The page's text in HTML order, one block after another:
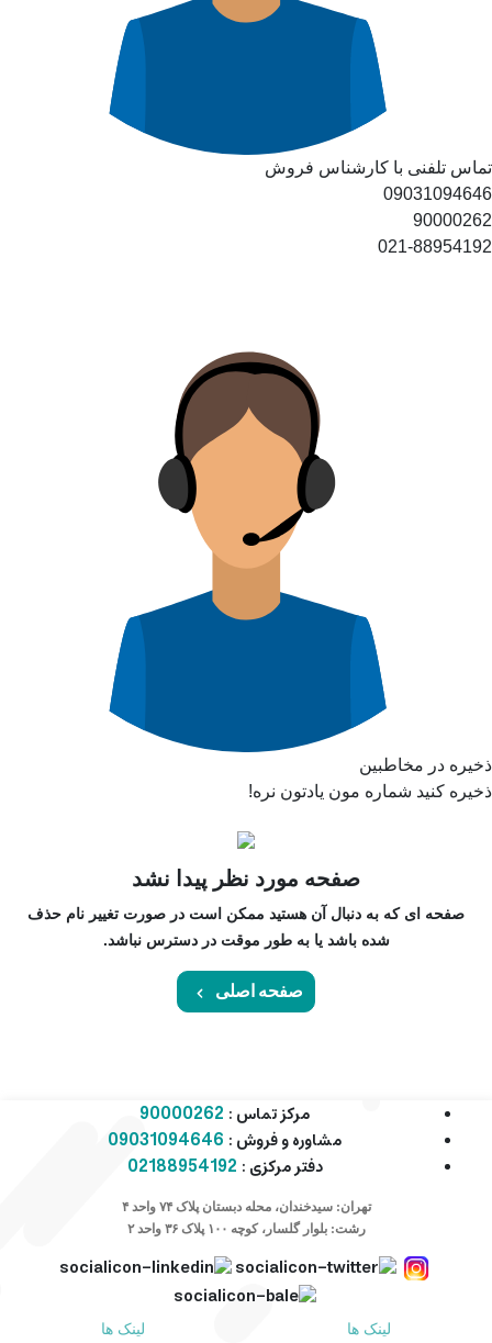
تماس تلفنی با کارشناس فروش
09031094646
90000262
021-88954192
ذخیره در مخاطبین
ذخیره کنید شماره مون یادتون نره!
صفحه مورد نظر پیدا نشد
صفحه ای که به دنبال آن هستید ممکن است در صورت تغییر نام حذف
شده باشد یا به طور موقت در دسترس نباشد.
صفحه اصلی
مرکز تماس : 90000262
مشاوره و فروش : 09031094646
دفتر مرکزی : 02188954192
تهران: سیدخندان، محله دبستان پلاک ۷۴ واحد ۴
رشت: بلوار گلسار، کوچه ۱۰۰ پلاک ۳۶ واحد ۲
لینک ها لینک ها